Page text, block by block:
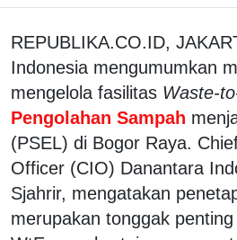
REPUBLIKA.CO.ID,
Indonesia mengumumkan
mengelola fasilitas Waste-
Pengolahan Sampah
(PSEL) di Bogor Raya.
Officer (CIO) Danantara
Sjahrir, mengatakan
merupakan tonggak